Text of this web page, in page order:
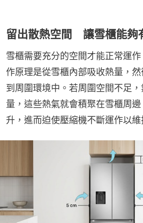
留出散熱空間 讓雪櫃能夠
雪櫃需要充分的空間才能正常運
作原理是從雪櫃內部吸收熱量，
到周圍環境中。若周圍空間不足
量，這些熱氣就會積聚在雪櫃周
升，進而迫使壓縮機不斷運作以維